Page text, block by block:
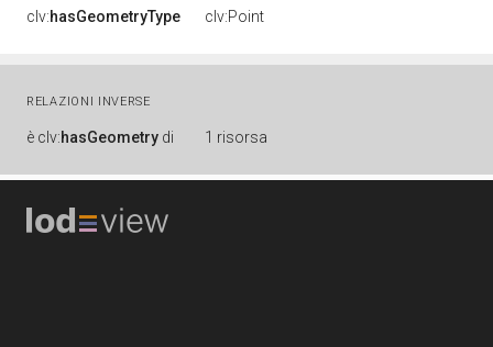
clv:hasGeometryType clv:Point
RELAZIONI INVERSE
è clv:hasGeometry di 1 risorsa